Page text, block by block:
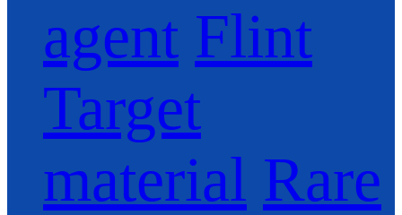
agent Flint
Target
material Rare